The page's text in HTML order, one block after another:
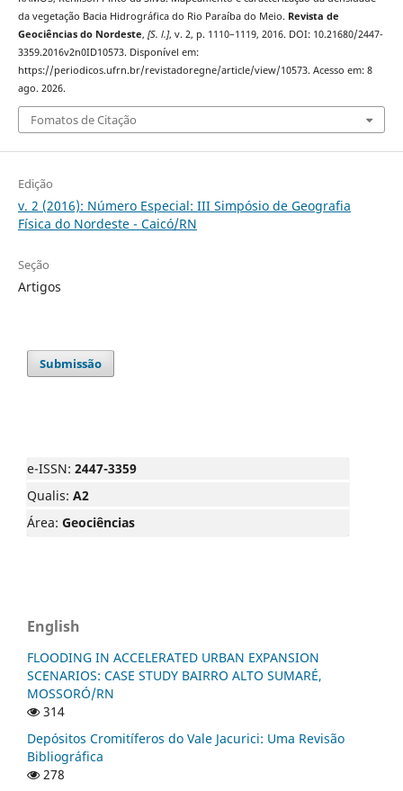
da vegetação Bacia Hidrográfica do Rio Paraíba do Meio. Revista de
Geociências do Nordeste, [S. l.], v. 2, p. 1110–1119, 2016. DOI: 10.21680/2447-
3359.2016v2n0ID10573. Disponível em:
https://periodicos.ufrn.br/revistadoregne/article/view/10573. Acesso em: 8
ago. 2026.
Fomatos de Citação
Edição
v. 2 (2016): Número Especial: III Simpósio de Geografia
Física do Nordeste - Caicó/RN
Seção
Artigos
Submissão
e-ISSN: 2447-3359
Qualis: A2
Área: Geociências
English
FLOODING IN ACCELERATED URBAN EXPANSION
SCENARIOS: CASE STUDY BAIRRO ALTO SUMARÉ,
MOSSORÓ/RN
314
Depósitos Cromitíferos do Vale Jacurici: Uma Revisão
Bibliográfica
278